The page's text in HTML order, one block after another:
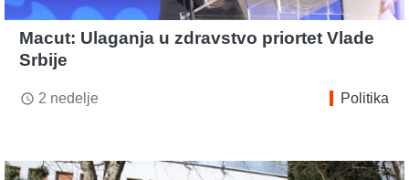
Macut: Ulaganja u zdravstvo priortet Vlade
Srbije
access_time 2 nedelje Politika